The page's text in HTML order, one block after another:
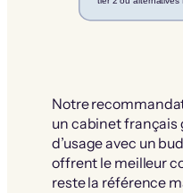
Notre
un cabinet français
d’usage avec un
offrent le meilleur
reste la référence